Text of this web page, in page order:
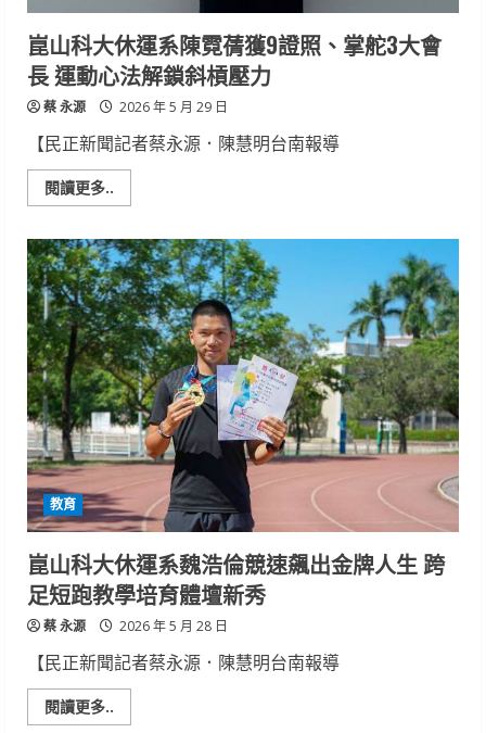
藝
術
發
展
跨
域
長
崑山科大休運系陳霓蒨獲9證照、掌舵3大會
長 運動心法解鎖斜槓壓力
蔡 永源 2026 年 5 月 29 日
【民正新聞記者蔡永源．陳慧明台南報導
閱讀更多..
more
山
科
大
休
運
系
陳
霓
蒨
獲
9
證
照、
掌
舵
大
會
長
運
動
心
法
解
鎖
斜
壓
力
教育
崑山科大休運系魏浩倫競速飆出金牌人生 跨
足短跑教學培育體壇新秀
蔡 永源 2026 年 5 月 28 日
【民正新聞記者蔡永源．陳慧明台南報導
閱讀更多..
more